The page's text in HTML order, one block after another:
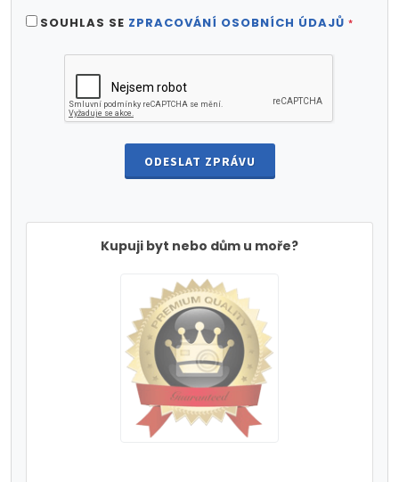
SOUHLAS SE ZPRACOVÁNÍ OSOBNÍCH ÚDAJŮ *
ODESLAT ZPRÁVU
Kupuji byt nebo dům u moře?